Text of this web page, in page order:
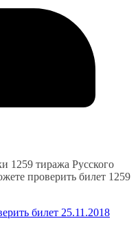
1259 тиража Русского
проверить билет 1259